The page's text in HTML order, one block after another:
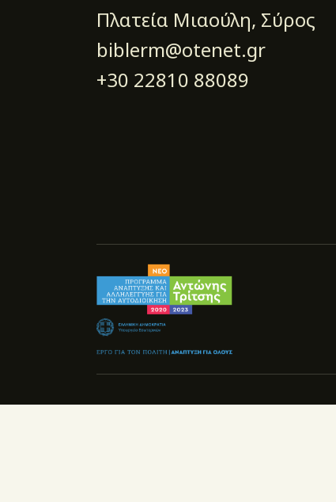
Πλατεία Μιαούλη, Σύρος
biblerm@otenet.gr
+30 22810 88089